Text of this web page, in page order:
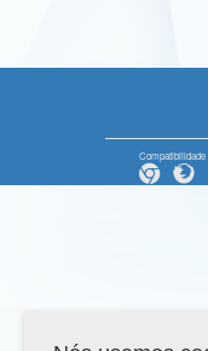
Compatibilidade